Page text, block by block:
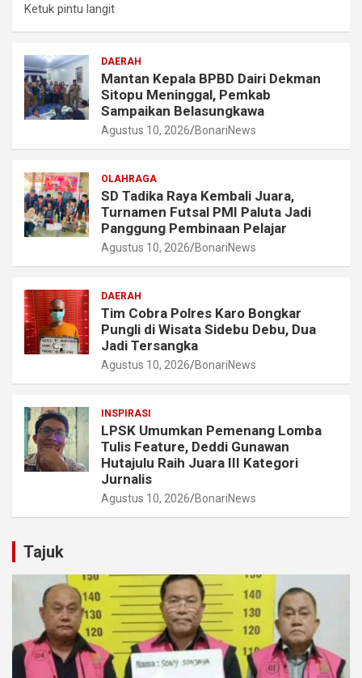
Ketuk pintu langit
DAERAH
Mantan Kepala BPBD Dairi Dekman
Sitopu Meninggal, Pemkab
Sampaikan Belasungkawa
Agustus 10, 2026 BonariNews
OLAHRAGA
SD Tadika Raya Kembali Juara,
Turnamen Futsal PMI Paluta Jadi
Panggung Pembinaan Pelajar
Agustus 10, 2026 BonariNews
DAERAH
Tim Cobra Polres Karo Bongkar
Pungli di Wisata Sidebu Debu, Dua
Jadi Tersangka
Agustus 10, 2026 BonariNews
INSPIRASI
LPSK Umumkan Pemenang Lomba
Tulis Feature, Deddi Gunawan
Hutajulu Raih Juara III Kategori
Jurnalis
Agustus 10, 2026 BonariNews
Tajuk